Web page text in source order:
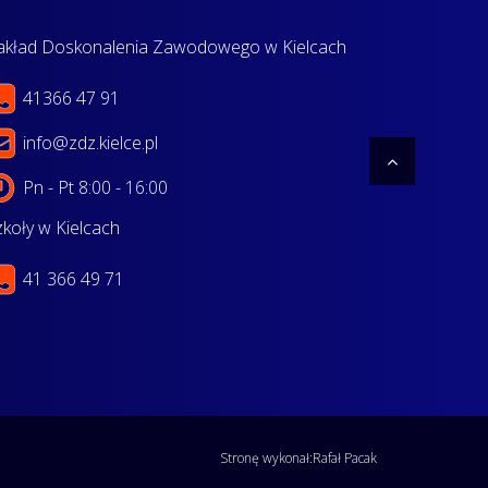
Doskonalenia Zawodowego w Kielcach
41366 47 91
info@zdz.kielce.pl
Pn - Pt 8:00 - 16:00
w Kielcach
41 366 49 71
Stronę wykonał:Rafał Pacak